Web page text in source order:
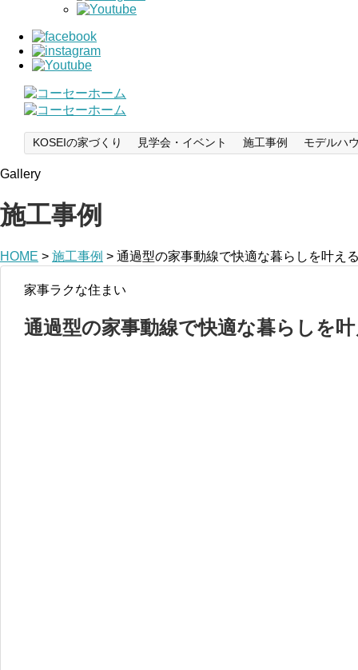
KOSEIの家づくり 見学会・イベント 施工事例 モデルハ
Gallery
施工事例
HOME > 施工事例 > 通過型の家事動線で快適な暮らしを叶え
家事ラクな住まい
通過型の家事動線で快適な暮らしを